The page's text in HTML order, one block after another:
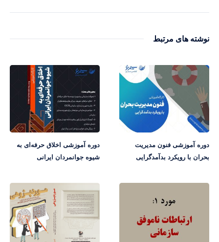
نوشته های مرتبط
دوره آموزشی فنون مدیریت
بحران با رویکرد بدآمدگرایی
دوره آموزشی اخلاق حرفه‌ای به
شیوه جوانمردان ایرانی